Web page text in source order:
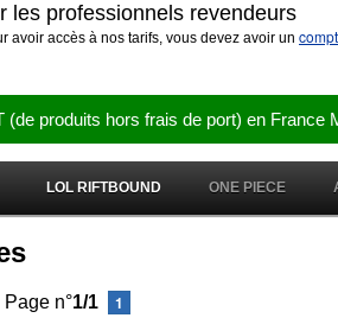
les professionnels revendeurs
avoir accès à nos tarifs, vous devez avoir un
produits hors frais de port) en
LOL RIFTBOUND ONE PIECE
Page n°1/1 1